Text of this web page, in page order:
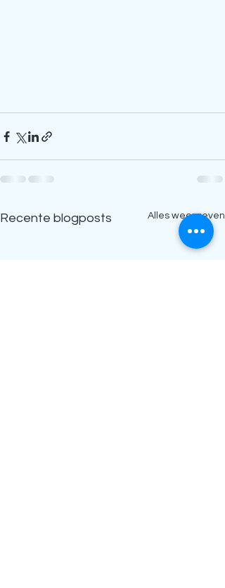
Recente blogposts Alles weergeven